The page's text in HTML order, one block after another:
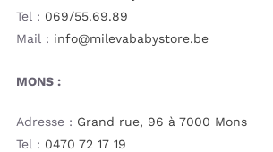
Tel : 069/55.69.89
Mail : info@milevababystore.be
MONS :
Adresse : Grand rue, 96 à 7000 Mons
Tel : 0470 72 17 19